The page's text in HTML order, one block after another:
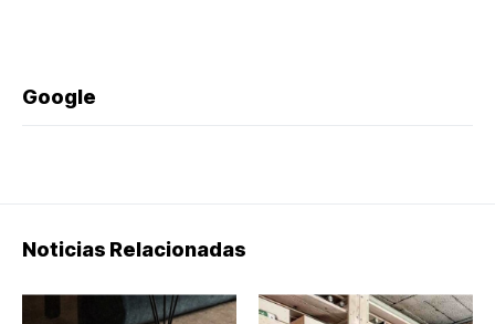
Google
Noticias Relacionadas